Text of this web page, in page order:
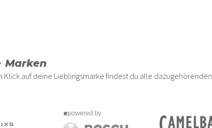
Marken
Klick auf deine Lieblingsmarke findest du alle dazugehörenden